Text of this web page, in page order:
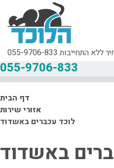
ללא התחייבות 055-9706-833
055-9706-833
דף הבית
אזורי שירות
לוכד עכברים באשדוד
באשדוד